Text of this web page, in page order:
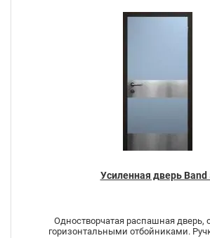
Усиленная дверь Band
Одностворчатая распашная дверь,
горизонтальными отбойниками.